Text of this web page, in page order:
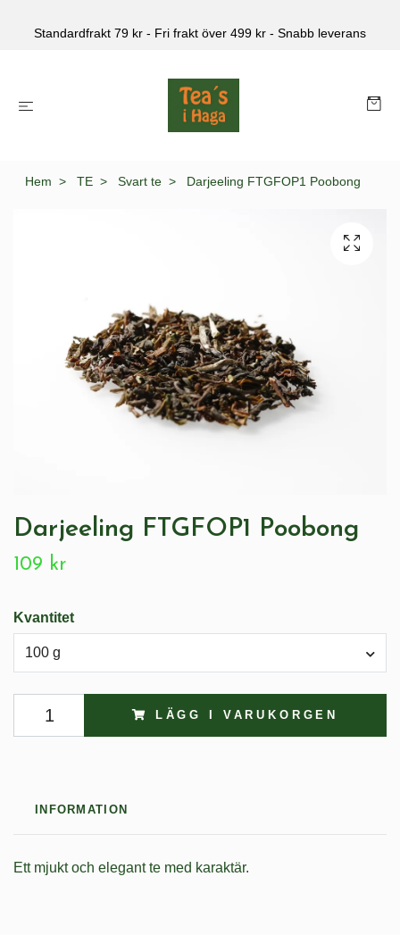
Standardfrakt 79 kr - Fri frakt över 499 kr - Snabb leverans
Hem TE Svart te Darjeeling FTGFOP1 Poobong
Darjeeling FTGFOP1 Poobong
109 kr
Kvantitet
100 g
LÄGG I VARUKORGEN
INFORMATION
Ett mjukt och elegant te med karaktär.